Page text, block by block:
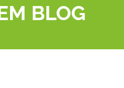
BLOG